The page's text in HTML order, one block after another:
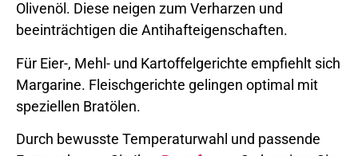
Olivenöl. Diese neigen zum Verharzen und
beeinträchtigen die Antihafteigenschaften.
Für Eier-, Mehl- und Kartoffelgerichte empfiehlt sich
Margarine. Fleischgerichte gelingen optimal mit
speziellen Bratölen.
Durch bewusste Temperaturwahl und passende